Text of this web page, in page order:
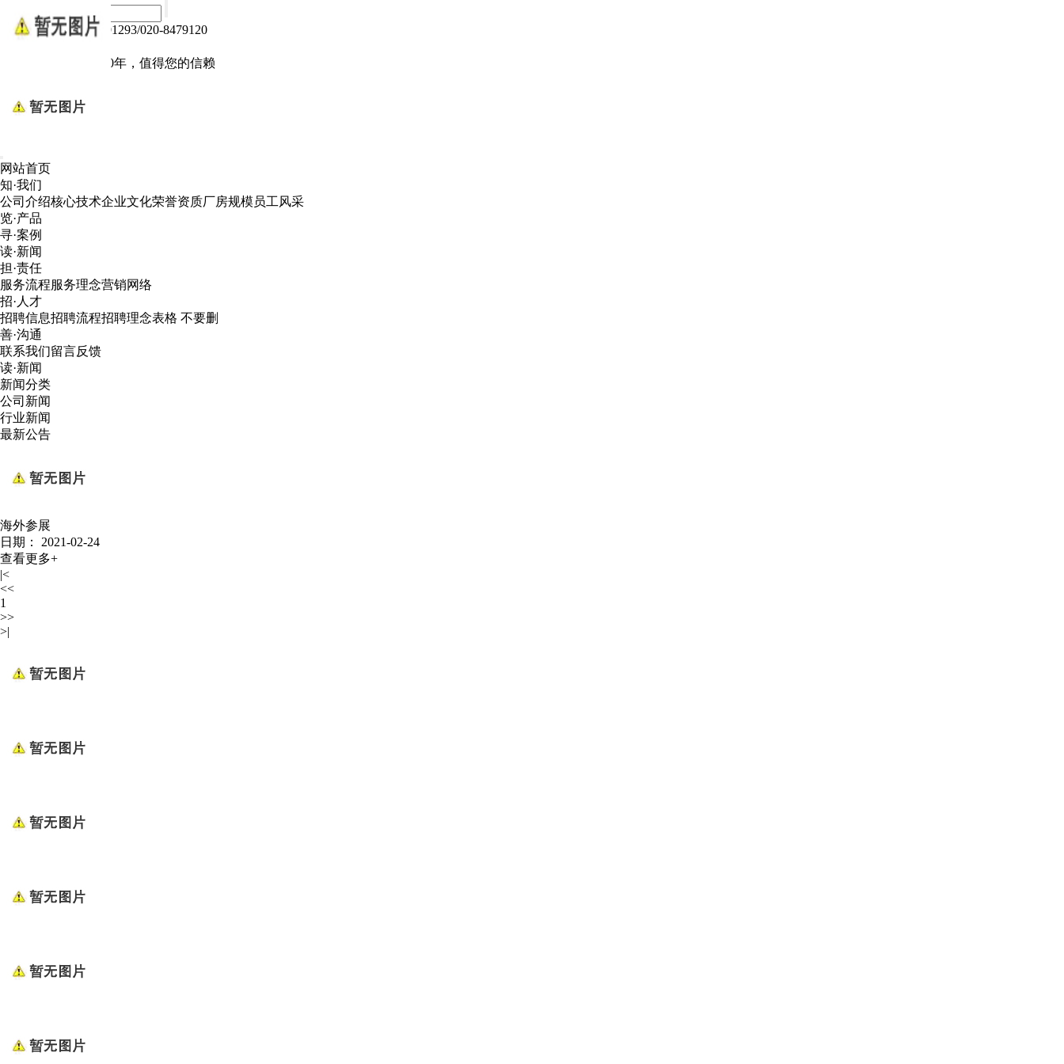
热线电话：020-84791293/020-8479120
电子产品我们做了10年，值得您的信赖
网站首页
知·我们
公司介绍核心技术企业文化荣誉资质厂房规模 员工风采
览·产品
寻·案例
读·新闻
担·责任
服务流程服务理念营销网络
招·人才
招聘信息招聘流程招聘理念表格 不要删
善·沟通
联系我们留言反馈
读·新闻
新闻分类
公司新闻
行业新闻
最新公告
海外参展
日期： 2021-02-24
查看更多+
|<
<<
1
>>
>|